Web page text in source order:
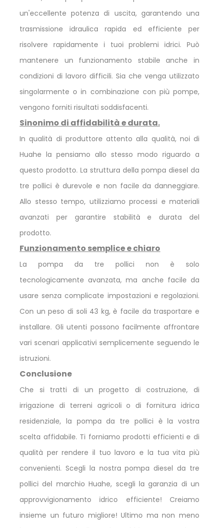
un'eccellente potenza di uscita, garantendo una
trasmissione idraulica rapida ed efficiente per
risolvere rapidamente i tuoi problemi idrici. Può
mantenere un funzionamento stabile anche in
condizioni di lavoro difficili. Sia che venga utilizzato
singolarmente o in combinazione con più pompe,
vengono forniti risultati soddisfacenti.
Sinonimo di affidabilità e durata.
In qualità di produttore attento alla qualità, noi di
Huahe la pensiamo allo stesso modo riguardo a
questo prodotto. La struttura della pompa diesel da
tre pollici è durevole e non facile da danneggiare.
Allo stesso tempo, utilizziamo processi e materiali
avanzati per garantire stabilità e durata del
prodotto.
Funzionamento semplice e chiaro
La pompa da tre pollici non è solo
tecnologicamente avanzata, ma anche facile da
usare senza complicate impostazioni e regolazioni.
Con un peso di soli 43 kg, è facile da trasportare e
installare. Gli utenti possono facilmente affrontare
vari scenari applicativi semplicemente seguendo le
istruzioni.
Conclusione
Che si tratti di un progetto di costruzione, di
irrigazione di terreni agricoli o di fornitura idrica
residenziale, la pompa da tre pollici è la vostra
scelta affidabile. Ti forniamo prodotti efficienti e di
qualità per rendere il tuo lavoro e la tua vita più
convenienti. Scegli la nostra pompa diesel da tre
pollici del marchio Huahe, scegli la garanzia di un
approvvigionamento idrico efficiente! Creiamo
insieme un futuro migliore! Ultimo ma non meno